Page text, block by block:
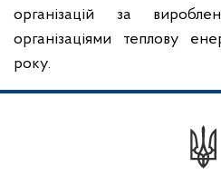
організацій за
організаціями теплову
року.